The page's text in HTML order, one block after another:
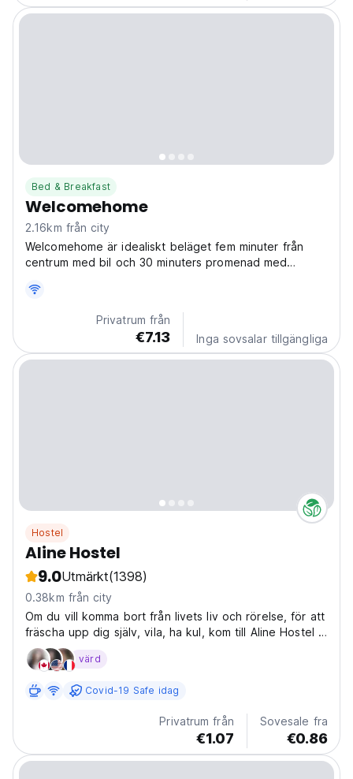
Bed & Breakfast
Welcomehome
2.16km från city
Welcomehome är idealiskt beläget fem minuter från
centrum med bil och 30 minuters promenad med
Privatrum från
€7.13 Inga sovsalar tillgängliga
Hostel
Aline Hostel
9.0Utmärkt(1398)
0.38km från city
Om du vill komma bort från livets liv och rörelse, för att
fräscha upp dig själv, vila, ha kul, kom till Aline Hostel i
Chef Chaouen...
värd
Covid-19 Safe idag
Privatrum från
€1.07
Sovesale fra
€0.86